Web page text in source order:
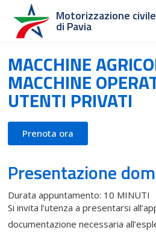
Motorizzazione civile
di Pavia
MACCHINE
MACCHINE
UTENTI PRIVATI
Prenota ora
Presentazione
Durata appuntamento: 10 MINUTI
Si invita l’utenza a presentarsi
documentazione necessaria